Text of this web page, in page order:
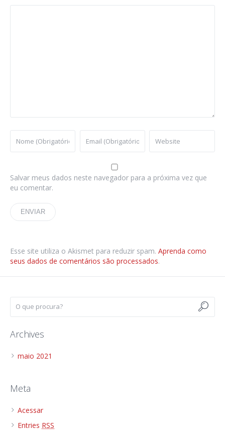
Salvar meus dados neste navegador para a próxima vez que
eu comentar.
Esse site utiliza o Akismet para reduzir spam. Aprenda como
seus dados de comentários são processados.
Archives
maio 2021
Meta
Acessar
Entries RSS